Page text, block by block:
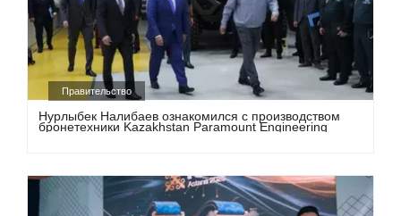
Правительство
Нурлыбек Налибаев ознакомился с производством
бронетехники Kazakhstan Paramount Engineering